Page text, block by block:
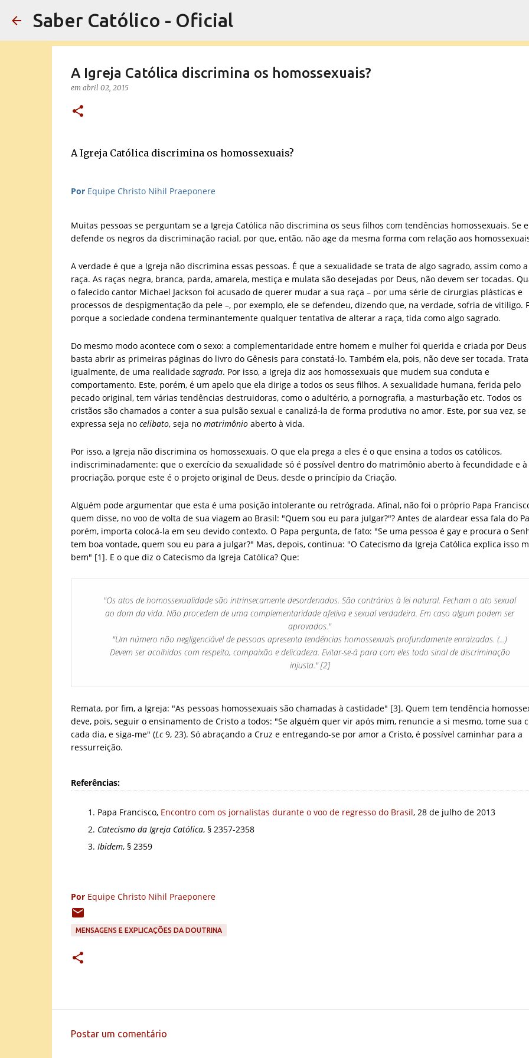
Saber Católico - Oficial
A Igreja Católica discrimina os homossexuais?
em abril 02, 2015
A Igreja Católica discrimina os homossexuais?
PorEquipe Christo Nihil Praeponere
Muitas pessoas se perguntam se a Igreja Católica não discrimina os seus filhos com tendências homossexuais. Se
defende os negros da discriminação racial, por que, então, não age da mesma forma com relação aos
A verdade é que a Igreja não discrimina essas pessoas. É que a sexualidade se trata de algo sagrado, assim como a
raça. As raças negra, branca, parda, amarela, mestiça e mulata são desejadas por Deus, não devem ser tocadas.
o falecido cantor Michael Jackson foi acusado de querer mudar a sua raça – por uma série de cirurgias plásticas e
processos de despigmentação da pele –, por exemplo, ele se defendeu, dizendo que, na verdade, sofria de vitiligo.
porque a sociedade condena terminantemente qualquer tentativa de alterar a raça, tida como algo sagrado.
Do mesmo modo acontece com o sexo: a complementaridade entre homem e mulher foi querida e criada por Deus
basta abrir as primeiras páginas do livro do Gênesis para constatá-lo. Também ela, pois, não deve ser tocada.
igualmente, de uma realidade sagrada. Por isso, a Igreja diz aos homossexuais que mudem sua conduta e
comportamento. Este, porém, é um apelo que ela dirige a todos os seus filhos. A sexualidade humana, ferida pelo
pecado original, tem várias tendências destruidoras, como o adultério, a pornografia, a masturbação etc. Todos os
cristãos são chamados a conter a sua pulsão sexual e canalizá-la de forma produtiva no amor. Este, por sua vez, se
expressa seja no celibato, seja no matrimônio aberto à vida.
Por isso, a Igreja não discrimina os homossexuais. O que ela prega a eles é o que ensina a todos os católicos,
indiscriminadamente: que o exercício da sexualidade só é possível dentro do matrimônio aberto à fecundidade e à
procriação, porque este é o projeto original de Deus, desde o princípio da Criação.
Alguém pode argumentar que esta é uma posição intolerante ou retrógrada. Afinal, não foi o próprio Papa
quem disse, no voo de volta de sua viagem ao Brasil: "Quem sou eu para julgar?"? Antes de alardear essa fala do
porém, importa colocá-la em seu devido contexto. O Papa pergunta, de fato: "Se uma pessoa é gay e procura o
tem boa vontade, quem sou eu para a julgar?" Mas, depois, continua: "O Catecismo da Igreja Católica explica isso
bem" [1]. E o que diz o Catecismo da Igreja Católica? Que:
"Os atos de homossexualidade são intrinsecamente desordenados. São contrários à lei natural. Fecham o ato sexual
ao dom da vida. Não procedem de uma complementaridade afetiva e sexual verdadeira. Em caso algum podem ser
aprovados."
"Um número não negligenciável de pessoas apresenta tendências homossexuais profundamente enraizadas. (...)
Devem ser acolhidos com respeito, compaixão e delicadeza. Evitar-se-á para com eles todo sinal de discriminação
injusta." [2]
Remata, por fim, a Igreja: "As pessoas homossexuais são chamadas à castidade" [3]. Quem tem tendência
deve, pois, seguir o ensinamento de Cristo a todos: "Se alguém quer vir após mim, renuncie a si mesmo, tome sua
cada dia, e siga-me" (Lc9, 23). Só abraçando a Cruz e entregando-se por amor a Cristo, é possível caminhar para a
ressurreição.
Referências:
Papa Francisco, Encontro com os jornalistas durante o voo de regresso do Brasil, 28 de julho de 2013
Catecismo da Igreja Católica, § 2357-2358
Ibidem, § 2359
PorEquipe Christo Nihil Praeponere
MENSAGENS E EXPLICAÇÕES DA DOUTRINA
Postar um comentário